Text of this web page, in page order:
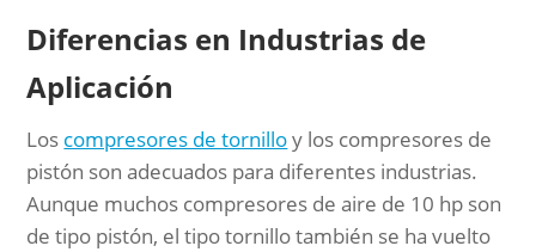
Diferencias en Industrias de
Aplicación
Los compresores de tornilloy los compresores de
pistón son adecuados para diferentes industrias.
Aunque muchos compresores de aire de 10 hp son
de tipo pistón, el tipo tornillo también se ha vuelto